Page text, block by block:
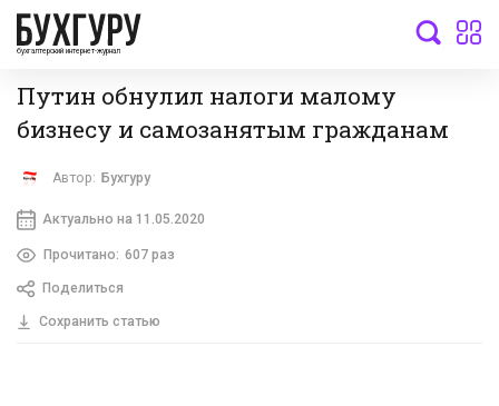
бухгалтерский интернет-журнал
Путин обнулил налоги малому
бизнесу и самозанятым гражданам
Автор: Бухгуру
Актуально на 11.05.2020
Прочитано: 607 раз
Поделиться
Сохранить статью